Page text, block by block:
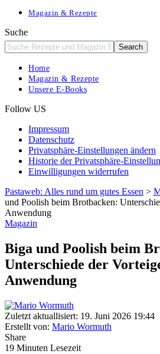
Magazin & Rezepte
Suche
Home
Magazin & Rezepte
Unsere E-Books
Follow US
Impressum
Datenschutz
Privatsphäre-Einstellungen ändern
Historie der Privatsphäre-
Einwilligungen widerrufen
Pastaweb: Alles rund um gutes Essen >
und Poolish beim Brotbacken:
Anwendung
Magazin
Biga und Poolish beim
Unterschiede der
Anwendung
Zuletzt aktuallisiert: 19. Juni 2026 19:44
Erstellt von: Mario Wormuth
Share
19 Minuten Lesezeit